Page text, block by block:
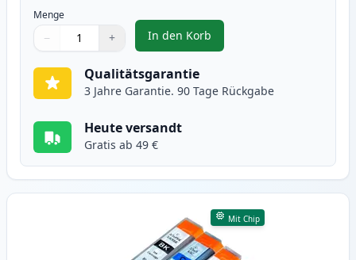
Menge
Verwenden Sie die Tasten, um anzupassen
− +
1
In den Korb
, 5 stück Canon PGI-5 & CLI-8
Qualitätsgarantie
3 Jahre Garantie. 90 Tage Rückgabe
Heute versandt
Gratis ab 49 €
Mit Chip